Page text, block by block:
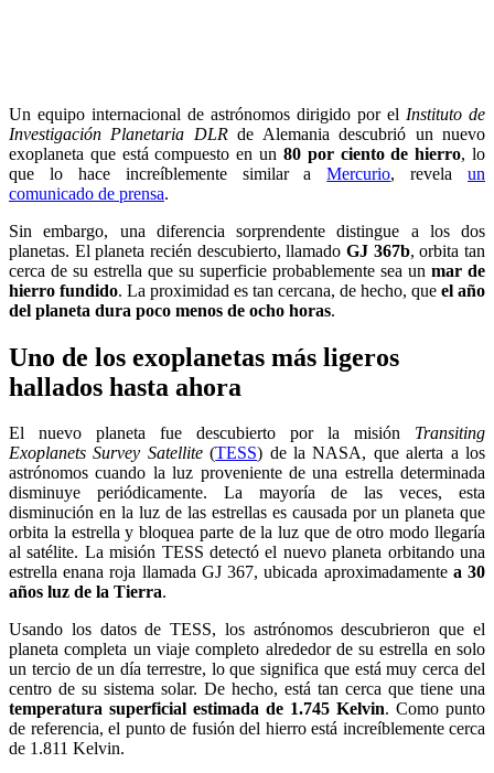
Un equipo internacional de astrónomos dirigido por el Instituto de
Investigación Planetaria DLRde Alemania descubrió un nuevo
exoplaneta que está compuesto en un 80 por ciento de hierro, lo
que lo hace increíblemente similar aMercurio, revela un
comunicado de prensa.
Sin embargo, una diferencia sorprendente distingue a los dos
planetas. El planeta recién descubierto, llamado GJ 367b, orbita tan
cerca de su estrella que su superficie probablemente sea un mar de
hierro fundido. La proximidad es tan cercana, de hecho, que el año
del planeta dura poco menos de ocho horas.
Uno de los exoplanetas más ligeros
hallados hasta ahora
El nuevo planeta fue descubierto por la misión Transiting
Exoplanets Survey Satellite(TESS) de la NASA, que alerta a los
astrónomos cuando la luz proveniente de una estrella determinada
disminuye periódicamente. La mayoría de las veces, esta
disminución en la luz de las estrellas es causada por un planeta que
orbita la estrella y bloquea parte de la luz que de otro modo llegaría
al satélite. La misión TESS detectó el nuevo planeta orbitando una
estrella enana roja llamada GJ 367, ubicada aproximadamente a 30
años luz de la Tierra.
Usando los datos de TESS, los astrónomos descubrieron que el
planeta completa un viaje completo alrededor de su estrella en solo
un tercio de un día terrestre, lo que significa que está muy cerca del
centro de su sistema solar. De hecho, está tan cerca que tiene una
temperatura superficial estimada de 1.745 Kelvin. Como punto
de referencia, el punto de fusión del hierro está increíblemente cerca
de 1.811 Kelvin.